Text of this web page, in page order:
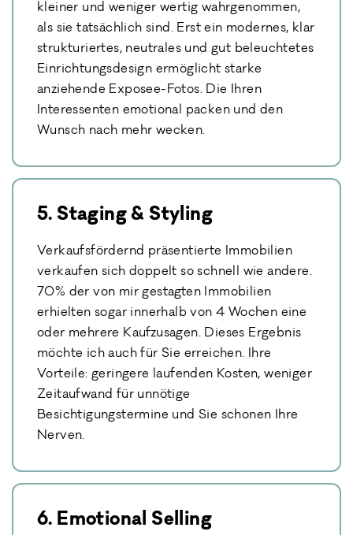
kleiner und weniger wertig wahrgenommen,
als sie tatsächlich sind. Erst ein modernes, klar
strukturiertes, neutrales und gut beleuchtetes
Einrichtungsdesign ermöglicht starke
anziehende Exposee-Fotos. Die Ihren
Interessenten emotional packen und den
Wunsch nach mehr wecken.
5. Staging & Styling
Verkaufsfördernd präsentierte Immobilien
verkaufen sich doppelt so schnell wie andere.
70% der von mir gestagten Immobilien
erhielten sogar innerhalb von 4 Wochen eine
oder mehrere Kaufzusagen. Dieses Ergebnis
möchte ich auch für Sie erreichen. Ihre
Vorteile: geringere laufenden Kosten, weniger
Zeitaufwand für unnötige
Besichtigungstermine und Sie schonen Ihre
Nerven.
6. Emotional Selling